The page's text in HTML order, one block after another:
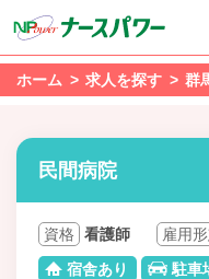
ホーム 求人を探す 群
民間病院
資格 看護師 雇用
宿舎あり
駐車